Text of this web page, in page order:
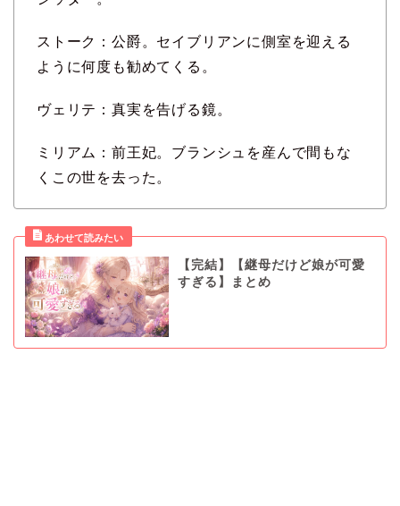
ストーク：公爵。セイブリアンに側室を迎える
ように何度も勧めてくる。
ヴェリテ：真実を告げる鏡。
ミリアム：前王妃。ブランシュを産んで間もな
くこの世を去った。
【完結】【継母だけど娘が可愛
すぎる】まとめ